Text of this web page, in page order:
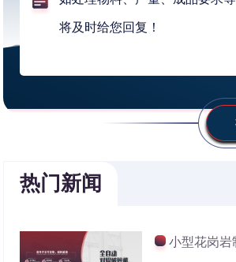
热门新闻
小型花岗岩